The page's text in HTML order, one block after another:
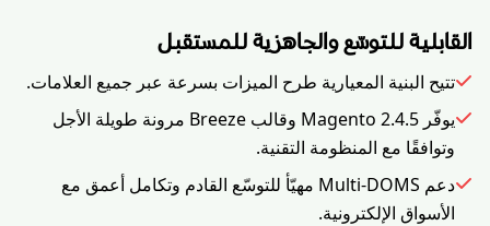
القابلية للتوسّع والجاهزية للمستقبل
تتيح البنية المعيارية طرح الميزات بسرعة عبر جميع العلامات.
يوفّر Magento 2.4.5 وقالب Breeze مرونة طويلة الأجل
وتوافقًا مع المنظومة التقنية.
دعم Multi-DOMS مهيّأ للتوسّع القادم وتكامل أعمق مع
الأسواق الإلكترونية.